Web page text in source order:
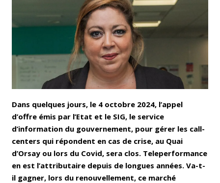
Email Facebook LinkedIn
Whatsapp
Dans quelques jours, le 4 octobre 2024, l’appel
d’offre émis par l’Etat et le SIG, le service
d’information du gouvernement, pour gérer les call-
centers qui répondent en cas de crise, au Quai
d’Orsay ou lors du Covid, sera clos. Teleperformance
en est l’attributaire depuis de longues années. Va-t-
il gagner, lors du renouvellement, ce marché